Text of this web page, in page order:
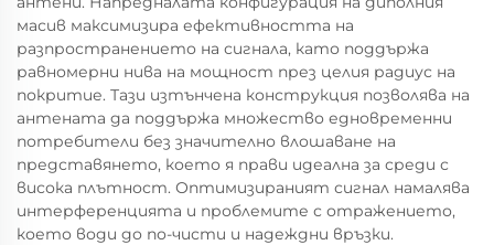
масив максимизира ефективността на
разпространението на сигнала, като поддържа
равномерни нива на мощност през целия радиус на
покритие. Тази изтънчена конструкция позволява на
антената да поддържа множество едновременни
потребители без значително влошаване на
представянето, което я прави идеална за среди с
висока плътност. Оптимизираният сигнал намалява
интерференцията и проблемите с отражението,
което води до по-чисти и надеждни връзки.